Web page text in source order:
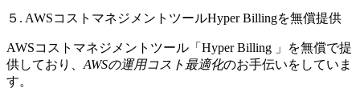
５. AWSコストマネジメントツールHyper Billingを無償提供
AWSコストマネジメントツール「Hyper Billing 」を無償で提
供しており、 AWSの運⽤コスト最適化のお⼿伝いをしていま
す。